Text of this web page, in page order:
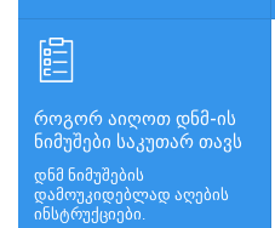
ᲠᲝᲒᲝᲠ ᲐᲘᲦᲝᲗ ᲓᲜᲛ-ᲘᲡ
ᲜᲘᲛᲣᲨᲔᲑᲘ ᲡᲐᲙᲣᲗᲐᲠ ᲗᲐᲕᲡ
დნმ ნიმუშების
დამოუკიდებლად აღების
ინსტრუქციები.